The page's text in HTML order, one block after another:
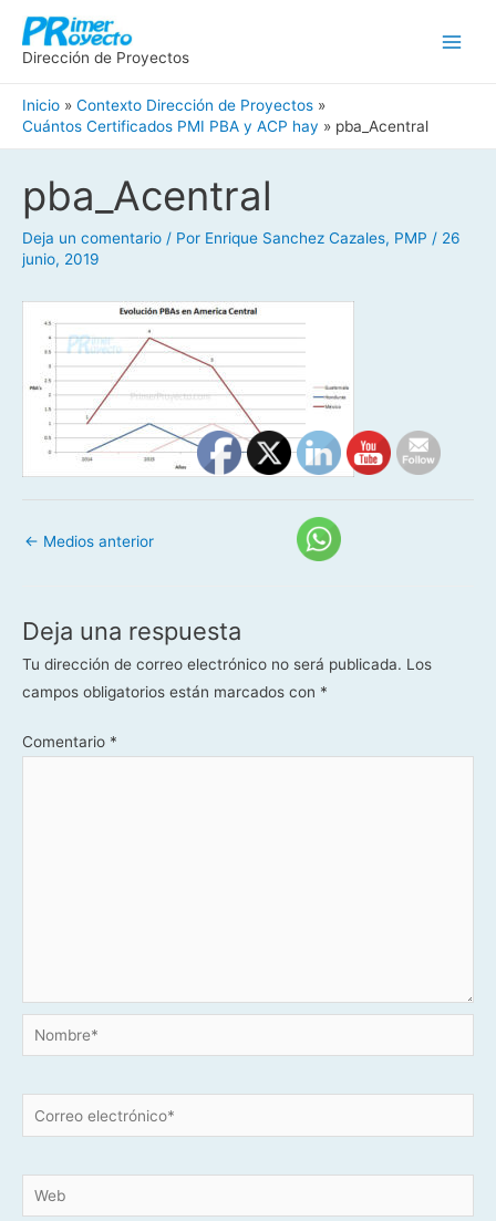
contenido
Dirección de Proyectos
Inicio
Contexto Dirección de Proyectos
Cuántos Certificados PMI PBA y ACP hay
pba_Acentral
pba_Acentral
Deja un comentario / Por Enrique Sanchez Cazales, PMP / 26
junio, 2019
de
entradas
← Medios anterior
Deja una respuesta
Tu dirección de correo electrónico no será publicada. Los
campos obligatorios están marcados con *
Comentario *
Nombre*
Correo
electrónico*
Web